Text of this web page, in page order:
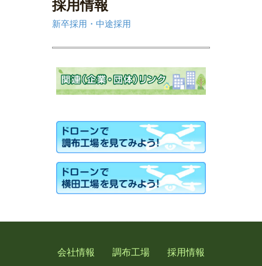
新卒採用・中途採用
会社情報 調布工場 採用情報